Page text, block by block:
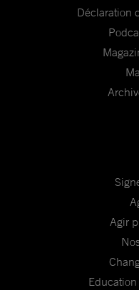
Déclaration
Agir